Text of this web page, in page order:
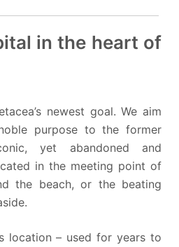
in the heart of
newest goal. We aim
purpose to the former
yet abandoned and
in the meeting point of
the beach, or the beating
location – used for years to